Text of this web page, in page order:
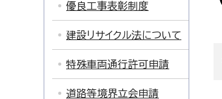
優良工事表彰制度
建設リサイクル法について
特殊車両通行許可申請
道路等境界立会申請